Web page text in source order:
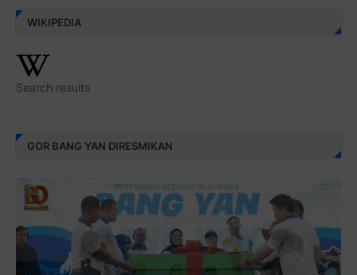
WIKIPEDIA
Search results
GOR BANG YAN DIRESMIKAN